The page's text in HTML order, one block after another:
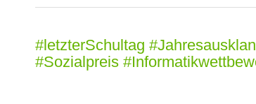
#letzterSchultag
#Sozialpreis